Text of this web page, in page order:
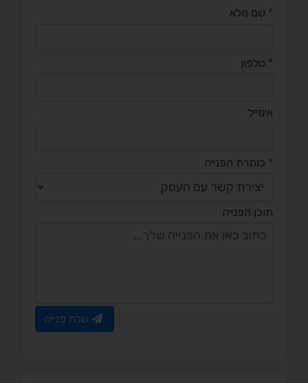
* שם מלא
* טלפון
אימייל
* כותרת הפנייה
תוכן הפנייה
שלח פנייה